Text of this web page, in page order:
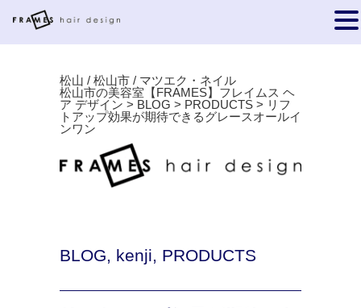
松山 / 松山市 / マツエク・ネイル
松山市の美容室【FRAMES】フレイムス ヘ
ア デザイン > BLOG > PRODUCTS > リフ
トアップ効果が期待できるグレースオールイ
ンワン
BLOG, kenji, PRODUCTS